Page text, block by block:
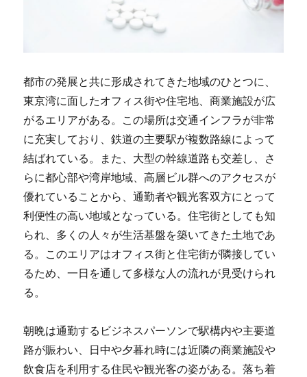
都市の発展と共に形成されてきた地域のひとつに、
東京湾に面したオフィス街や住宅地、商業施設が広
がるエリアがある。 この場所は交通インフラが非常
に充実しており、鉄道の主要駅が複数路線によって
結ばれている。また、大型の幹線道路も交差し、さ
らに都心部や湾岸地域、高層ビル群へのアクセスが
優れていることから、通勤者や観光客双方にとって
利便性の高い地域となっている。住宅街としても知
られ、多くの人々が生活基盤を築いてきた土地であ
る。このエリアはオフィス街と住宅街が隣接してい
るため、一日を通して多様な人の流れが見受けられ
る。
朝晩は通勤するビジネスパーソンで駅構内や主要道
路が賑わい、日中や夕暮れ時には近隣の商業施設や
飲食店を利用する住民や観光客の姿がある。落ち着